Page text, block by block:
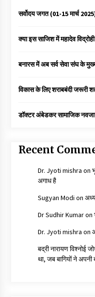
सर्वोदय जगत (01-15 मार्च
क्या इस साजिश में महादेव
बनारस में अब सर्व सेवा संघ के
विकास के लिए शराबबंदी जरूरी
डॉक्टर अंबेडकर सामाजिक
Recent
Dr. Jyoti mishra on
अगाध है
Sugyan Modi on
Dr Sudhir Kumaron
Dr. Jyoti mishra on
बद्री नारायण विश्नोई
था, जब बागियों ने